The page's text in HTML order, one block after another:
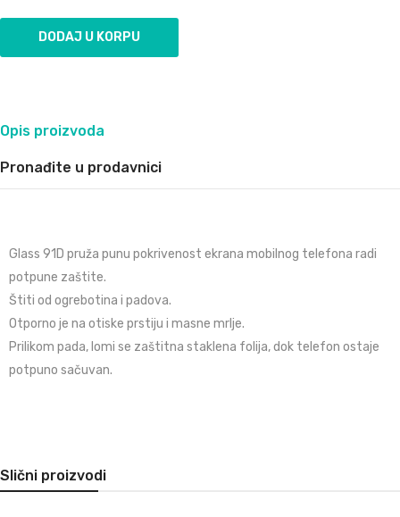
Opis proizvoda
Pronađite u prodavnici
Glass 91D pruža punu pokrivenost ekrana mobilnog telefona radi
potpune zaštite.
Štiti od ogrebotina i padova.
Otporno je na otiske prstiju i masne mrlje.
Prilikom pada, lomi se zaštitna staklena folija, dok telefon ostaje
potpuno sačuvan.
Slični proizvodi